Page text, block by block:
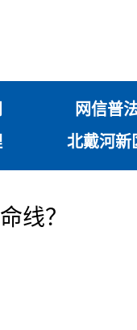
网信普
北戴河新
线？